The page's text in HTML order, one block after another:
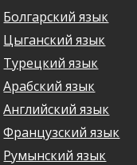
Болгарский язык
Цыганский язык
Турецкий язык
Арабский язык
Английский язык
Французский язык
Румынский язык